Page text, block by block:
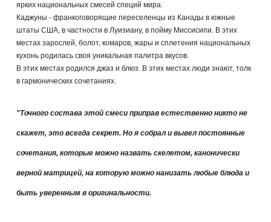
ярких национальных смесей специй мира.
Каджуны - франкоговорящие переселенцы из Канады в южные
штаты США, в частности в Луизиану, в пойму Миссисипи. В этих
местах зарослей, болот, комаров, жары и сплетения национальных
кухонь родилась своя уникальная палитра вкусов.
В этих местах родился джаз и блюз. В этих местах люди знают, толк
в гармонических сочетаниях.
"Точного состава этой смеси приправ естественно никто не
скажет, это всегда секрет. Но я собрал и вывел постоянные
сочетания, которые можно назвать скелетом, канонически
верной матрицей, на которую можно нанизать любые блюда и
быть уверенным в оригинальности.